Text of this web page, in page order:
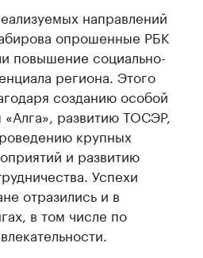
направлений
опрошенные РБК
повышение социально-
региона. Этого
созданию особой
развитию ТОСЭР,
крупных
и развитию
Успехи
отразились и в
в том числе по